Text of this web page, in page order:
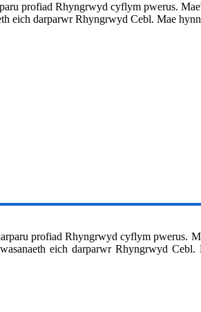
profiad Rhyngrwyd cyflym pwerus.
eich darparwr Rhyngrwyd Cebl. Mae
profiad Rhyngrwyd cyflym pwerus.
eich darparwr Rhyngrwyd Cebl.